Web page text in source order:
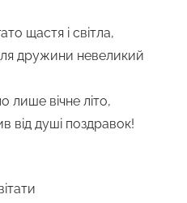
щастя і світла,
дружини невеликий
лише вічне літо,
від душі поздравок!